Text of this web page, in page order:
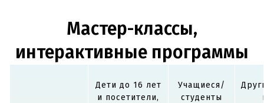
Мастер-классы,
интерактивные программы
Дети до 16 лет
и посетители,
Учащиеся/
студенты